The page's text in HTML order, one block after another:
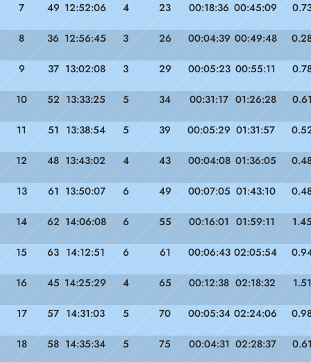
7 49 12:52:06 4 23 00:18:36 00:45:09
8 36 12:56:45 3 26 00:04:39 00:49:48
9 37 13:02:08 3 29 00:05:23 00:55:11
10 52 13:33:25 5 34 00:31:17 01:26:28
11 51 13:38:54 5 39 00:05:29 01:31:57
12 48 13:43:02 4 43 00:04:08 01:36:05
13 61 13:50:07 6 49 00:07:05 01:43:10
14 62 14:06:08 6 55 00:16:01 01:59:11
15 63 14:12:51 6 61 00:06:43 02:05:54
16 45 14:25:29 4 65 00:12:38 02:18:32 1.51
17 57 14:31:03 5 70 00:05:34 02:24:06
18 58 14:35:34 5 75 00:04:31 02:28:37